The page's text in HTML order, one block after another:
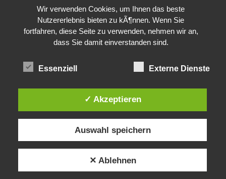
Wir verwenden Cookies, um Ihnen das beste
Nutzererlebnis bieten zu kÃ¶nnen. Wenn Sie
fortfahren, diese Seite zu verwenden, nehmen wir an,
dass Sie damit einverstanden sind.
Essenziell Externe Dienste
✓ Akzeptieren
Auswahl speichern
✕ Ablehnen